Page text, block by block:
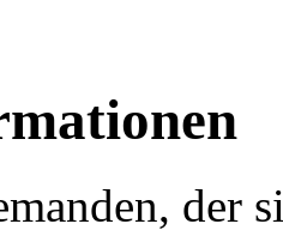
der